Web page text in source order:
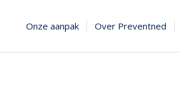
Onze aanpak Over Preventned